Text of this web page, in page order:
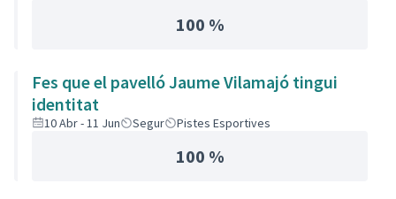
100 %
Fes que el pavelló Jaume Vilamajó tingui
identitat
10 Abr - 11 Jun Segur Pistes Esportives
100 %